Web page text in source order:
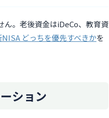
ん。老後資金はiDeCo、教育資
NISA どっちを優先すべきかを
ション